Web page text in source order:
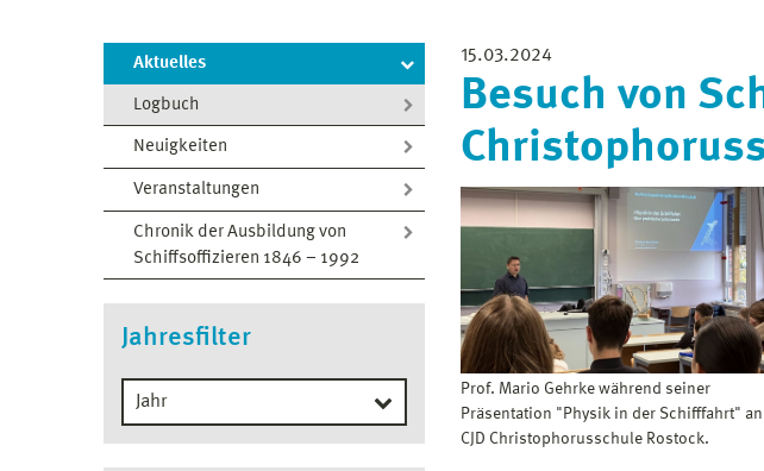
Aktuelles
Logbuch
Neuigkeiten
Veranstaltungen
Chronik der Ausbildung von
Schiffsoffizieren 1846 – 1992
Jahresfilter
15.03.2024
Besuch von
Prof. Mario Gehrke während seiner
Präsentation "Physik in der Schifffahrt"
CJD Christophorusschule Rostock.